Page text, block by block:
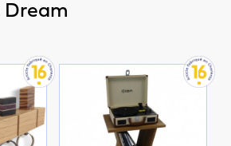
Dream